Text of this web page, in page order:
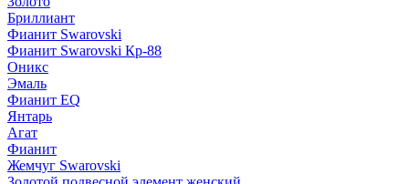
Бриллиант
Фианит Swarovski
Фианит Swarovski Кр-88
Оникс
Эмаль
Фианит EQ
Янтарь
Агат
Фианит
Жемчуг Swarovski